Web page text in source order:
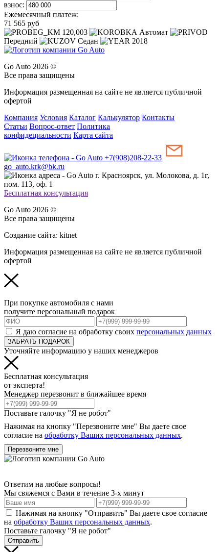
взнос:
Ежемесячный платеж:
71 565 руб
120,003
Автомат
Передний
Седан 2018
Go Auto 2026 ©
Все права защищены
Информация размещенная на сайте не является публичной
офертой
Компания Условия Каталог Калькулятор Контакты
Статьи Вопрос-ответ Политика
конфидециальности Карта сайта
+7(908)208-22-33
go_auto.krk@bk.ru
г. Красноярск, ул. Молокова, д. 1г,
пом. 113, оф. 1
Бесплатная консультация
Go Auto 2026 ©
Все права защищены
Создание сайта: kitnet
Информация размещенная на сайте не является публичной
офертой
При покупке автомобиля с нами
получите персональный подарок
Я даю согласие на обработку своих персональных данных
ЗАБРАТЬ ПОДАРОК
Уточняйте информацию у наших менеджеров
Бесплатная консультация
от эксперта!
Менеджер перезвонит в ближайшее время
Поставьте галочку "Я не робот"
Нажимая на кнопку "Перезвоните мне" Вы даете свое
согласие на обработку Ваших персональных данных.
Перезвоните мне
Ответим на любые вопросы!
Мы свяжемся с Вами в течение 3-х минут
Нажимая на кнопку "Отправить" Вы даете свое согласие
на обработку Ваших персональных данных.
Поставьте галочку "Я не робот"
Отправить